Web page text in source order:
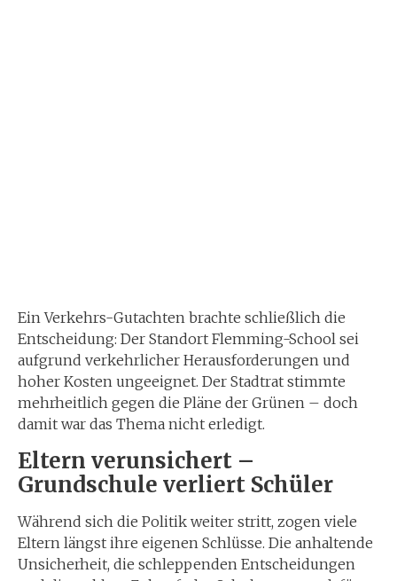
Ein Verkehrs-Gutachten brachte schließlich die
Entscheidung: Der Standort Flemming-School sei
aufgrund verkehrlicher Herausforderungen und
hoher Kosten ungeeignet. Der Stadtrat stimmte
mehrheitlich gegen die Pläne der Grünen – doch
damit war das Thema nicht erledigt.
Eltern verunsichert –
Grundschule verliert Schüler
Während sich die Politik weiter stritt, zogen viele
Eltern längst ihre eigenen Schlüsse. Die anhaltende
Unsicherheit, die schleppenden Entscheidungen